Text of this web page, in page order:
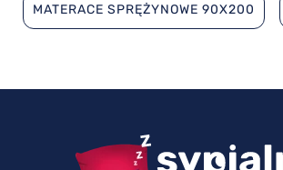
MATERACE SPRĘŻYNOWE 90X200